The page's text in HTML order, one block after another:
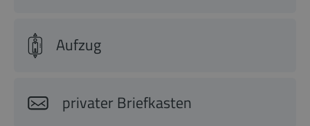
Aufzug
privater Briefkasten